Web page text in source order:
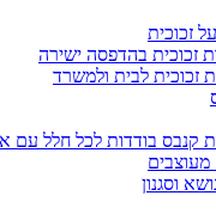
זכוכית
זכוכית בהדפסה ישירה
זכוכית לבית ולמשרד
קנבס בודדות לכל חלל עם
וסגנון